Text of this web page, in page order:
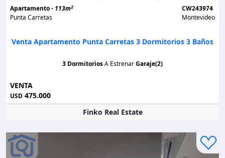
Apartamento - 113m2
Punta Carretas
CW243974
Montevideo
Venta Apartamento Punta Carretas 3 Dormitorios 3 Baños
3 DormitoriosA EstrenarGaraje(2)
VENTA
USD 475.000
Finko Real Estate